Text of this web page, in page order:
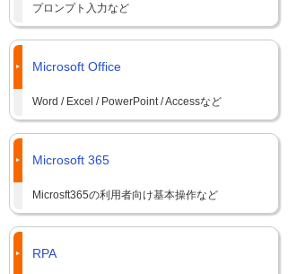
プロンプト入力など
Microsoft Office
Word / Excel / PowerPoint / Accessなど
Microsoft 365
Microsft365の利用者向け基本操作など
RPA